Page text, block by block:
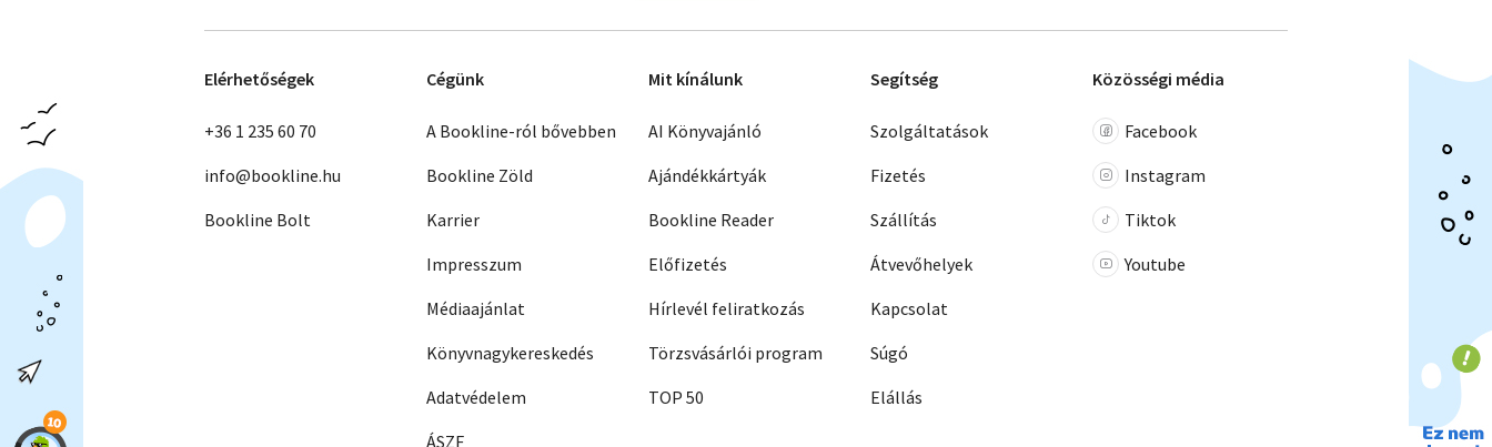
Elérhetőségek
+36 1 235 60 70
info@bookline.hu
Bookline Bolt
Cégünk
A Bookline-ról bővebben
Bookline Zöld
Karrier
Impresszum
Médiaajánlat
Könyvnagykereskedés
Adatvédelem
ÁSZF
Mit kínálunk
AI Könyvajánló
Ajándékkártyák
Bookline Reader
Előfizetés
Hírlevél feliratkozás
Törzsvásárlói program
TOP 50
Segítség
Szolgáltatások
Fizetés
Szállítás
Átvevőhelyek
Kapcsolat
Súgó
Elállás
Közösségi média
Facebook
Instagram
Tiktok
Youtube